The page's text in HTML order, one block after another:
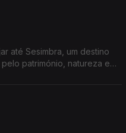
até Sesimbra, um destino
património, natureza e